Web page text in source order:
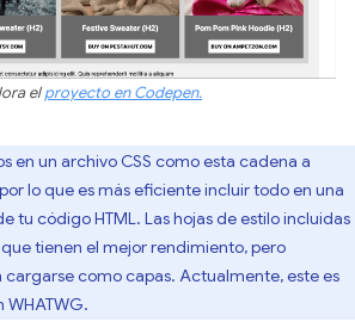
elproyecto en Codepen.
en un archivo CSS como esta cadena a
lo que es más eficiente incluir todo en una
tu código HTML. Las hojas de estilo incluidas
que tienen el mejor rendimiento, pero
como capas. Actualmente, este es
WHATWG.